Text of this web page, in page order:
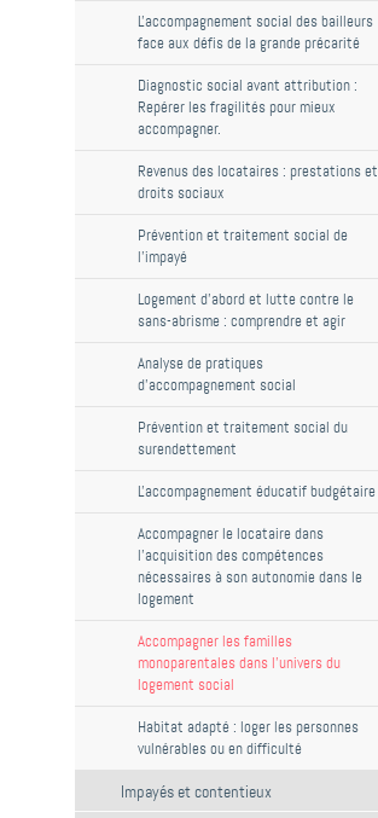
L'accompagnement social des bailleurs
face aux défis de la grande précarité
Diagnostic social avant attribution :
Repérer les fragilités pour mieux
accompagner.
Revenus des locataires : prestations et
droits sociaux
Prévention et traitement social de
l’impayé
Logement d'abord et lutte contre le
sans-abrisme : comprendre et agir
Analyse de pratiques
d'accompagnement social
Prévention et traitement social du
surendettement
L'accompagnement éducatif budgétaire
Accompagner le locataire dans
l’acquisition des compétences
nécessaires à son autonomie dans le
logement
Accompagner les familles
monoparentales dans l’univers du
logement social
Habitat adapté : loger les personnes
vulnérables ou en difficulté
Impayés et contentieux